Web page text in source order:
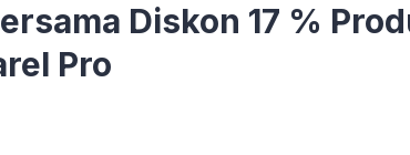
Diskon 17 %
Pro